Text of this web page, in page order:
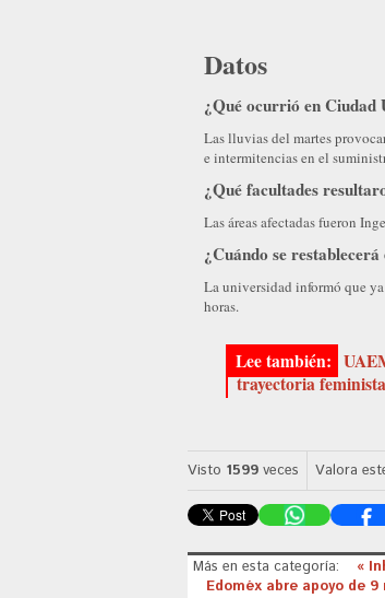
Datos
¿Qué ocurrió en
Las lluvias del martes
e intermitencias en el
¿Qué facultades
Las áreas afectadas fueron
¿Cuándo se
La universidad informó que
horas.
trayectoria feminista
Visto 1599 veces Valora
Más en esta categoría:
«
Edoméx abre apoyo de